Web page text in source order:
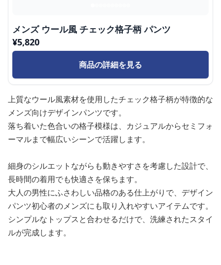
メンズ ウール風 チェック格子柄 パンツ
¥5,820
商品の詳細を見る
上質なウール風素材を使用したチェック格子柄が特徴的な
メンズ向けデザインパンツです。
落ち着いた色合いの格子模様は、カジュアルからセミフォ
ーマルまで幅広いシーンで活躍します。
細身のシルエットながらも動きやすさを考慮した設計で、
長時間の着用でも快適さを保ちます。
大人の男性にふさわしい品格のある仕上がりで、デザイン
パンツ初心者のメンズにも取り入れやすいアイテムです。
シンプルなトップスと合わせるだけで、洗練されたスタイ
ルが完成します。